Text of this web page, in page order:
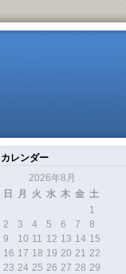
カレンダー
2026年8月
日
月 火 水 木 金 土
1
2
3 4 5 6 7
8
9
10 11 12 13 14 15
16 17 18 19 20 21 22
23 24 25 26 27 28 29